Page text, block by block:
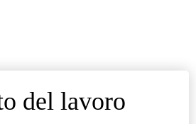
del lavoro